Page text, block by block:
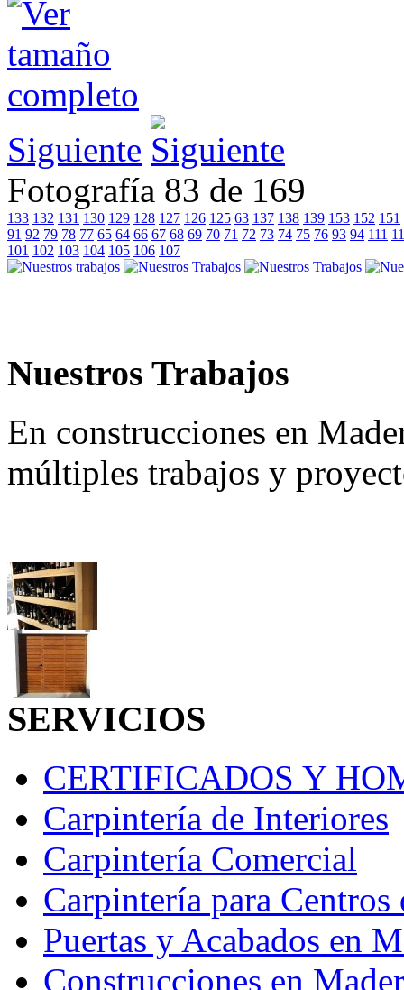
Siguiente
Fotografía 83 de 169
133 132 131 130 129 128 127 126 125 63 137 138 139 153 152 151
91 92 79 78 77 65 64 66 67 68 69 70 71 72 73 74 75 76 93 94 111
101 102 103 104 105 106 107
Nuestros Trabajos
En construcciones en
múltiples trabajos y
SERVICIOS
CERTIFICADOS Y
Carpintería de Interiores
Carpintería Comercial
Carpintería para
Puertas y Acabados en
Construcciones en